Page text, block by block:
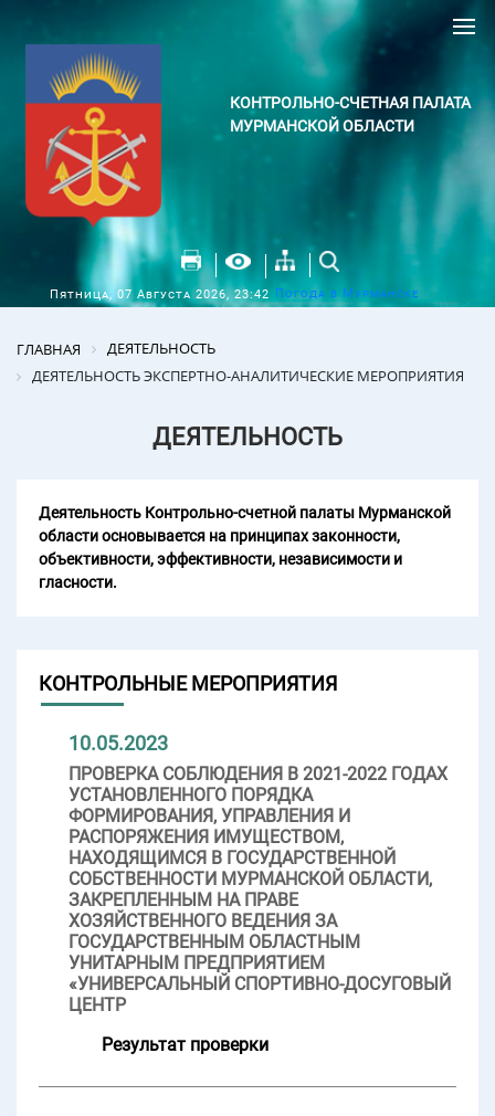
КОНТРОЛЬНО-СЧЕТНАЯ ПАЛАТА
МУРМАНСКОЙ ОБЛАСТИ
Пятница, 07 Августа 2026, 23:42 Погода в Мурманске
ГЛАВНАЯ
ДЕЯТЕЛЬНОСТЬ
ДЕЯТЕЛЬНОСТЬ ЭКСПЕРТНО-АНАЛИТИЧЕСКИЕ МЕРОПРИЯТИЯ
ДЕЯТЕЛЬНОСТЬ
Деятельность Контрольно-счетной палаты Мурманской
области основывается на принципах законности,
объективности, эффективности, независимости и
гласности.
КОНТРОЛЬНЫЕ МЕРОПРИЯТИЯ
10.05.2023
ПРОВЕРКА СОБЛЮДЕНИЯ В 2021-2022 ГОДАХ
УСТАНОВЛЕННОГО ПОРЯДКА
ФОРМИРОВАНИЯ, УПРАВЛЕНИЯ И
РАСПОРЯЖЕНИЯ ИМУЩЕСТВОМ,
НАХОДЯЩИМСЯ В ГОСУДАРСТВЕННОЙ
СОБСТВЕННОСТИ МУРМАНСКОЙ ОБЛАСТИ,
ЗАКРЕПЛЕННЫМ НА ПРАВЕ
ХОЗЯЙСТВЕННОГО ВЕДЕНИЯ ЗА
ГОСУДАРСТВЕННЫМ ОБЛАСТНЫМ
УНИТАРНЫМ ПРЕДПРИЯТИЕМ
«УНИВЕРСАЛЬНЫЙ СПОРТИВНО-ДОСУГОВЫЙ
ЦЕНТР
Результат проверки